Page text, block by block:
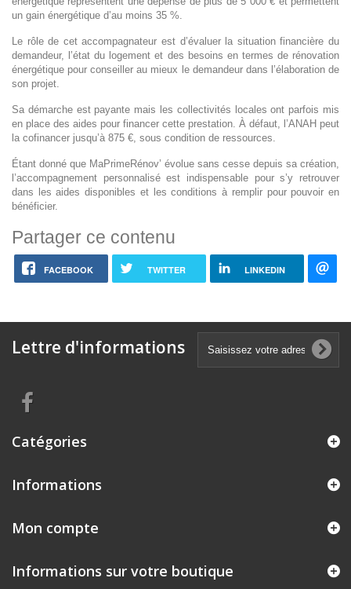
un gain énergétique d’au moins 35 %.
Le rôle de cet accompagnateur est d’évaluer la situation financière du
demandeur, l’état du logement et des besoins en termes de rénovation
énergétique pour conseiller au mieux le demandeur dans l’élaboration de
son projet.
Sa démarche est payante mais les collectivités locales ont parfois mis
en place des aides pour financer cette prestation. À défaut, l’ANAH peut
la cofinancer jusqu’à 875 €, sous condition de ressources.
Étant donné que MaPrimeRénov’ évolue sans cesse depuis sa création,
l’accompagnement personnalisé est indispensable pour s’y retrouver
dans les aides disponibles et les conditions à remplir pour pouvoir en
bénéficier.
Partager ce contenu
FACEBOOK TWITTER LINKEDIN
Lettre d'informations
Catégories
Informations
Mon compte
Informations sur votre boutique